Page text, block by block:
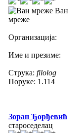
Ван
мреже
Организација:
Име и презиме:
Струка: filolog
Поруке: 1.114
Зоран Ђорђевић
староседелац